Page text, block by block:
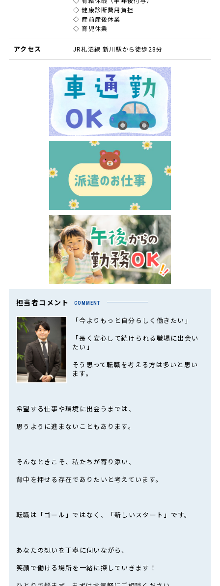
◇ 健康診断費用負担
◇ 産前産後休業
◇ 育児休業
アクセス JR札沼線 新川駅から徒歩28分
担当者コメント COMMENT
「今よりもっと自分らしく働きたい」
「長く安心して続けられる職場に出会い
たい」
そう思って転職を考える方は多いと思い
ます。
希望する仕事や環境に出会うまでは、
思うように進まないこともあります。
そんなときこそ、私たちが寄り添い、
背中を押せる存在でありたいと考えています。
転職は「ゴール」ではなく、「新しいスタート」です。
あなたの想いを丁寧に伺いながら、
笑顔で働ける場所を一緒に探していきます！